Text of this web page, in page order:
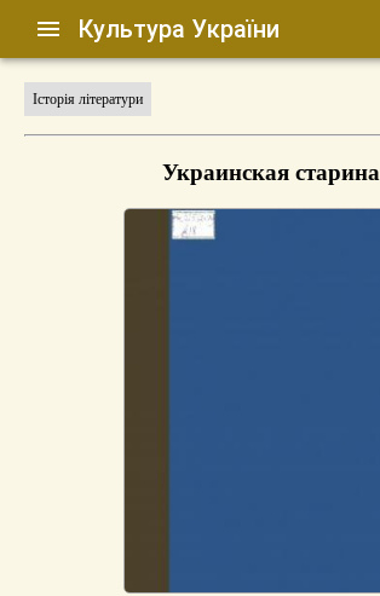
Культура України
Історія літератури
Украинская старина